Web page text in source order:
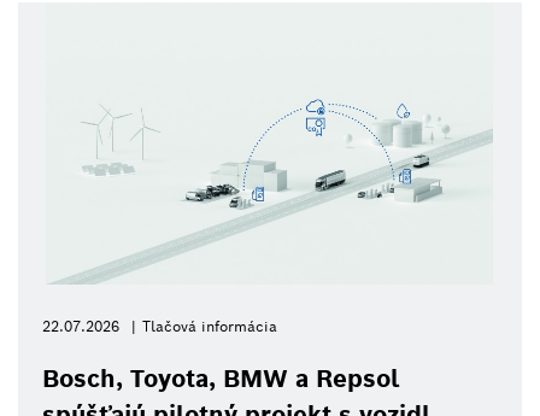
22.07.2026 Tlačová informácia
Bosch, Toyota, BMW a Repsol